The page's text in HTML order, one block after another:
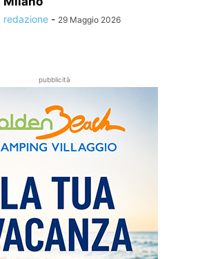
redazione - 29 Maggio 2026
pubblicità